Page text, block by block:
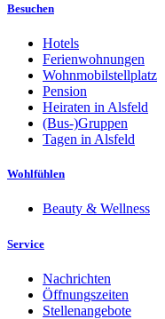
Besuchen
Hotels
Ferienwohnungen
Wohnmobilstellplatz
Pension
Heiraten in Alsfeld
(Bus-)Gruppen
Tagen in Alsfeld
Wohlfühlen
Beauty & Wellness
Service
Nachrichten
Öffnungszeiten
Stellenangebote